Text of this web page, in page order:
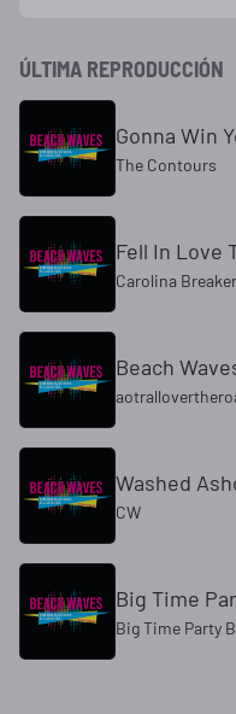
ÚLTIMA REPRODUCCIÓN
Gonna Win
The Contours
Fell In Love
Carolina
Beach
Washed
CW
Big Time
Big Time Party